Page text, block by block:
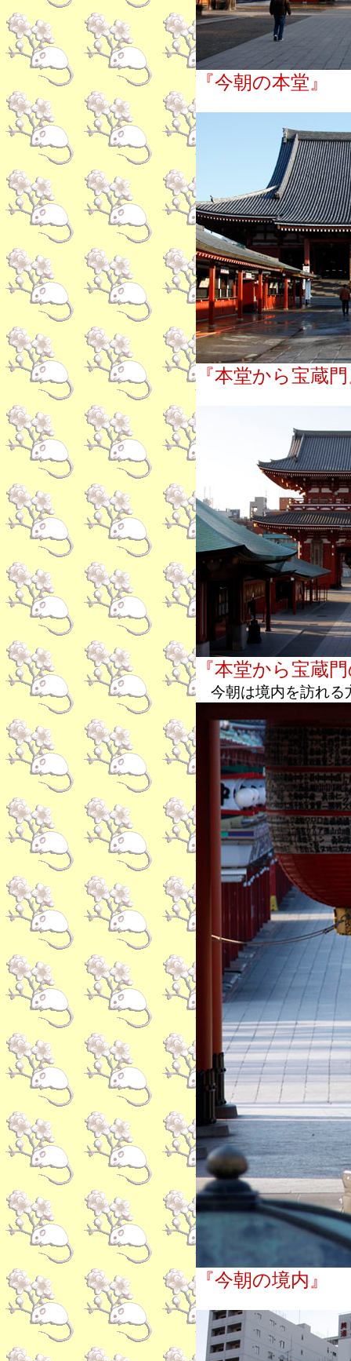
『今朝の本堂』
『本堂から宝蔵
『本堂から宝蔵
今朝は境内を訪れる
『今朝の境内』